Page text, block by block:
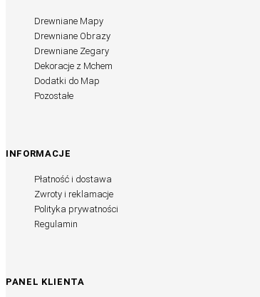
Drewniane Mapy
Drewniane Obrazy
Drewniane Zegary
Dekoracje z Mchem
Dodatki do Map
Pozostałe
INFORMACJE
Płatność i dostawa
Zwroty i reklamacje
Polityka prywatności
Regulamin
PANEL KLIENTA